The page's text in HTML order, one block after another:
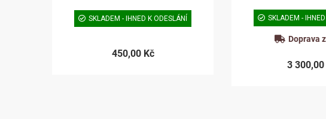
SKLADEM - IHNED K ODESLÁNÍ
450,00 Kč
SKLADEM - IHNED
Doprava
3 300,00